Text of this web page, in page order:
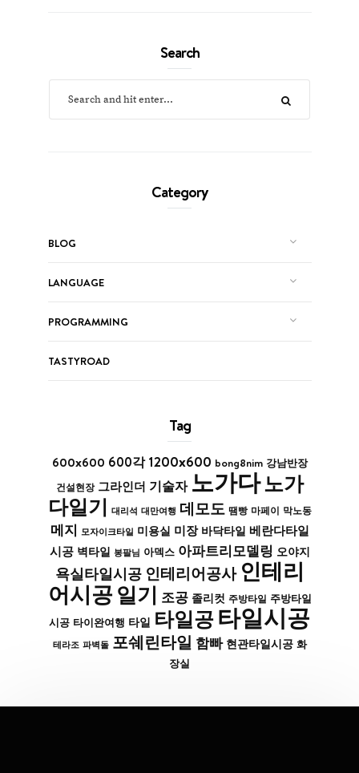
Search
Category
BLOG
LANGUAGE
PROGRAMMING
TASTYROAD
Tag
600x600 600각 1200x600 bong8nim 강남반장
건설현장 그라인더 기술자 노가다노가
다일기 대리석 대만여행 데모도 땜빵 마페이 막노동
메지 모자이크타일 미용실 미장 바닥타일 베란다타일
시공 벽타일 봉팔님 아덱스 아파트리모델링 오야지
욕실타일시공 인테리어공사 인테리
어시공 일기 조공 졸리컷 주방타일 주방타일
시공 타이완여행 타일 타일공타일시공
테라조 파벽돌 포쉐린타일 함빠 현관타일시공 화
장실